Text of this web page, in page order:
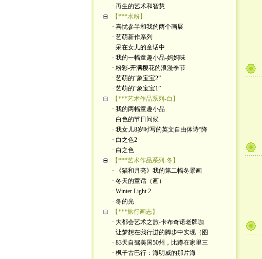
· 再生的艺术和智慧
【***水粉】
· 喜忧参半和我的两个画展
· 艺萌新作系列
· 呆在女儿的童话中
· 我的一幅童趣小品-妈妈味
· 粉彩-开满樱花的浪漫季节
· 艺萌的“象宝宝2”
· 艺萌的“象宝宝1”
【***艺术作品系列-白】
· 我的两幅童趣小品
· 白色的节日问候
· 我女儿8岁时写的英文自由体诗“降
· 白之色2
· 白之色
【***艺术作品系列-冬】
· 《猫和月亮》我的第二幅冬景画
· 冬天的童话（画）
· Winter Light 2
· 冬的光
【***旅行画志】
· 大都会艺术之旅-卡布奇诺老牌咖
· 让梦想在我行进的脚步中实现（图
· 83天自驾美国50州，比蹲在家里三
· 枫子古巴行：海明威的那片海